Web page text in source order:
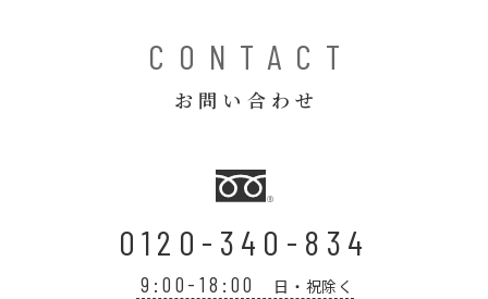
CONTACT
お問い合わせ
0120-340-834
9:00-18:00 日・祝除く